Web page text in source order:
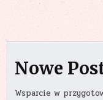
Nowe
Wsparcie w